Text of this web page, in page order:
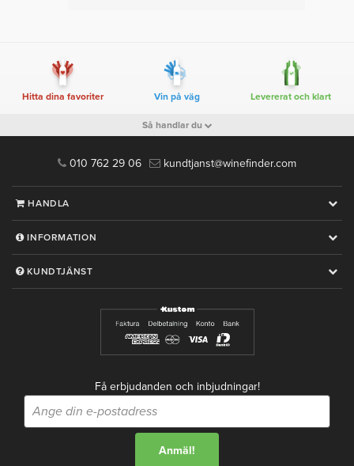
Hitta dina favoriter Vin på väg Levererat och klart
Så handlar du
010 762 29 06 kundtjanst@winefinder.com
HANDLA
INFORMATION
KUNDTJÄNST
Få erbjudanden och inbjudningar!